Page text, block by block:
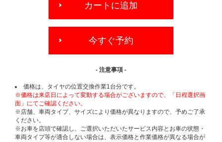
OPTIONS
カートに追加
今すぐ予約
- 注意事項 -
価格は、タイヤの位置交換作業1台分です。
※価格は来店日によって変動する場合がございますので、「日程選択画
面」にてご確認ください。
※店舗、車両タイプ、サイズにより価格が異なりますので、予めご了承
ください。
※お車を店頭で確認し、ご選択いただいたサービス内容とお車の状態・
車両タイプ等が適合しない場合は、表示価格と作業価格が異なる場合が